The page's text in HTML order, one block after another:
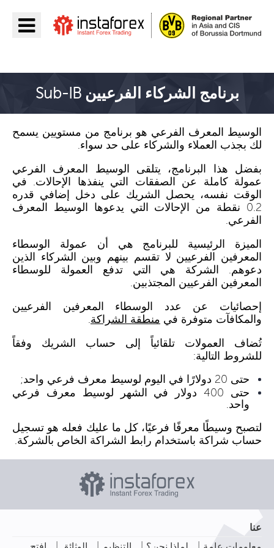
برنامج الشركاء الفرعيين Sub-IB
الوسيط المعرف الفرعي هو برنامج من مستويين يسمح
لك بجذب العملاء والشركاء على حد سواء.
بفضل هذا البرنامج، يتلقى الوسيط المعرف الفرعي
عمولة كاملة عن الصفقات التي ينفذها الإحالات. في
الوقت نفسه، يحصل الشريك على دخل إضافي قدره
0.2 نقطة من الإحالات التي يدعوها الوسيط المعرف
الفرعي.
الميزة الرئيسية للبرنامج هي أن عمولة الوسطاء
المعرفين الفرعيين لا تقسم بينهم وبين الشركاء الذين
دعوهم. الشركة هي التي تدفع العمولة للوسطاء
المعرفين الفرعيين المجتذبين.
إحصائيات عن عدد الوسطاء المعرفين الفرعيين
والمكافآت متوفرة في منطقة الشراكة.
تُضاف العمولات تلقائياً إلى حساب الشريك وفقاً
للشروط التالية:
حتى 20 دولارًا في اليوم لوسيط معرف فرعي واحد;
حتى 400 دولار في الشهر لوسيط معرف فرعي
واحد.
لتصبح وسيطًا معرفًا فرعيًا، كل ما عليك فعله هو تسجيل
حساب شراكة باستخدام رابط الشراكة الخاص بالشركة.
عنا